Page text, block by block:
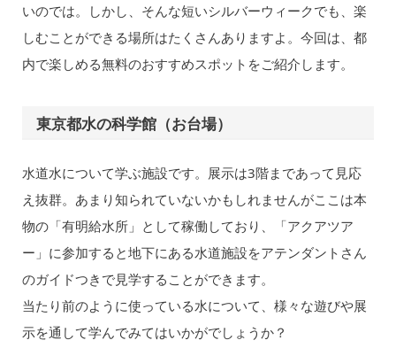
いのでは。しかし、そんな短いシルバーウィークでも、楽
しむことができる場所はたくさんありますよ。今回は、都
内で楽しめる無料のおすすめスポットをご紹介します。
東京都水の科学館（お台場）
水道水について学ぶ施設です。展示は3階まであって見応
え抜群。あまり知られていないかもしれませんがここは本
物の「有明給水所」として稼働しており、「アクアツア
ー」に参加すると地下にある水道施設をアテンダントさん
のガイドつきで見学することができます。
当たり前のように使っている水について、様々な遊びや展
示を通して学んでみてはいかがでしょうか？